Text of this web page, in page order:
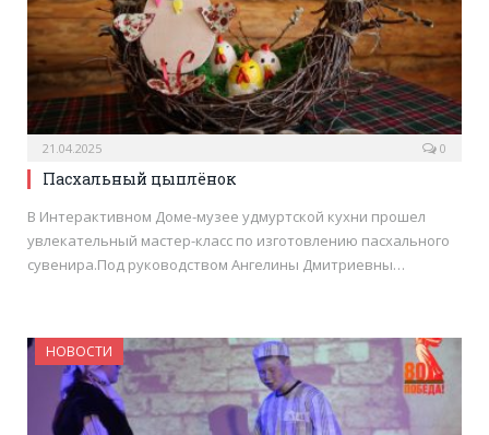
21.04.2025 0
Пасхальный цыплёнок
В Интерактивном Доме-музее удмуртской кухни прошел
увлекательный мастер-класс по изготовлению пасхального
сувенира.Под руководством Ангелины Дмитриевны…
НОВОСТИ